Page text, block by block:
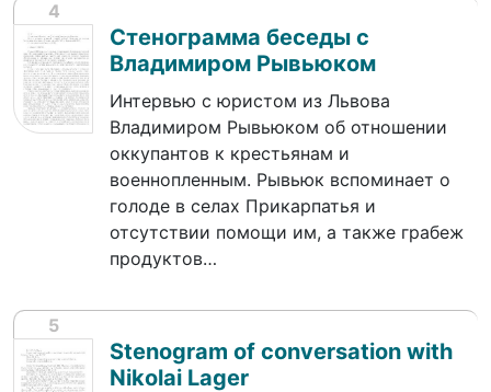
4
Стенограмма беседы с
Владимиром Рывьюком
Интервью с юристом из Львова
Владимиром Рывьюком об отношении
оккупантов к крестьянам и
военнопленным. Рывьюк вспоминает о
голоде в селах Прикарпатья и
отсутствии помощи им, а также грабеж
продуктов…
5
Stenogram of conversation with
Nikolai Lager